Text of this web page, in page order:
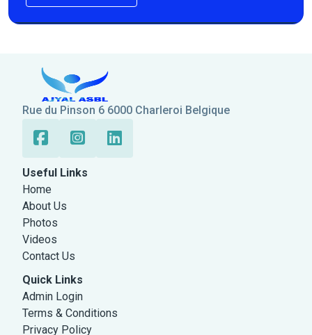
Rue du Pinson 6 6000 Charleroi Belgique
Useful Links
Home
About Us
Photos
Videos
Contact Us
Quick Links
Admin Login
Terms & Conditions
Privacy Policy